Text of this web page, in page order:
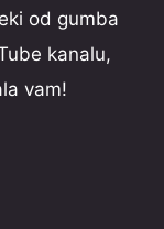
od gumba
kanalu,
vam!